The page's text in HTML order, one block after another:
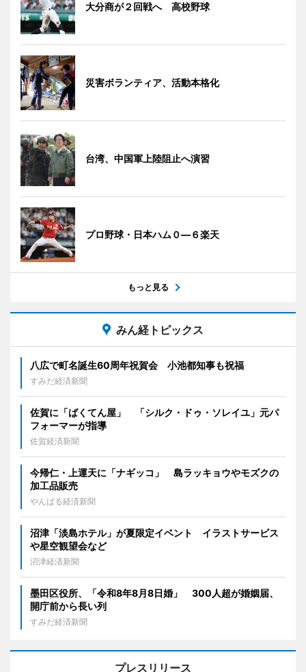
大分商が２回戦へ 高校野球
災害ボランティア、活動本格化
台湾、中国軍上陸阻止へ演習
プロ野球・日本ハム０―６楽天
もっと見る
みん経トピックス
八広で町名誕生60周年祝賀会 小池都知事も祝福
すみだ経済新聞
佐賀に「ばくてん屋」 「シルク・ドゥ・ソレイユ」元パ
フォーマーが指導
佐賀経済新聞
今帰仁・上運天に「ナギッコ」 島ラッキョウやモズクの
加工品販売
やんばる経済新聞
沼津「淡島ホテル」が夏限定イベント イラストサービス
や星空観望会など
沼津経済新聞
墨田区役所、「令和8年8月8日婚」 300人超が婚姻届、
開庁前から長い列
すみだ経済新聞
プレスリリース